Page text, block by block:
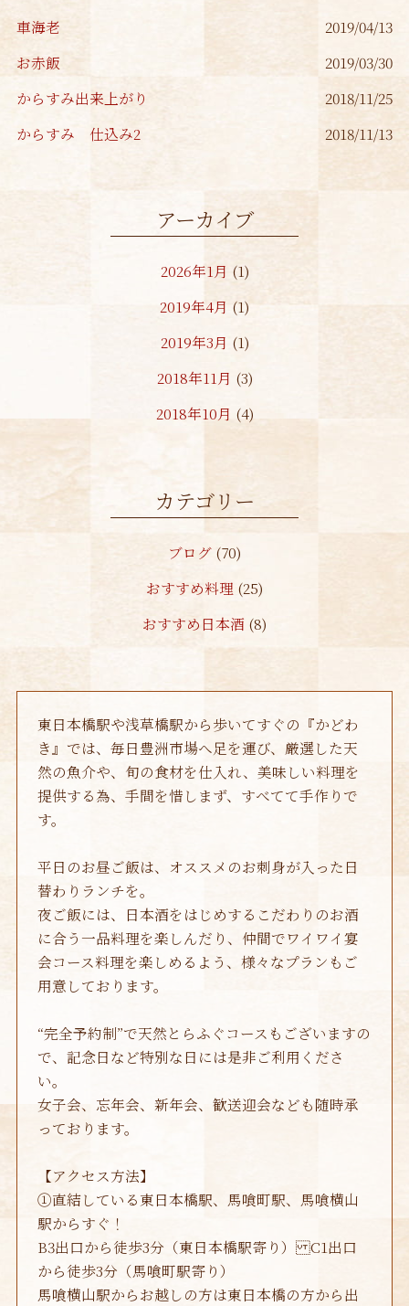
車海老
2019/04/13
お赤飯
2019/03/30
からすみ出来上がり
2018/11/25
からすみ 仕込み2
2018/11/13
アーカイブ
2026年1月 (1)
2019年4月 (1)
2019年3月 (1)
2018年11月 (3)
2018年10月 (4)
2018年2月(1)
2017年11月(1)
2017年10月(1)
2017年8月(1)
2017年2月(1)
2017年1月(1)
2016年12月(1)
2016年11月 (4)
カテゴリー
ブログ (70)
おすすめ料理 (25)
おすすめ日本酒 (8)
東日本橋駅や浅草橋駅から歩いてすぐの『かどわ
き』では、毎日豊洲市場へ足を運び、厳選した天
然の魚介や、旬の食材を仕入れ、美味しい料理を
提供する為、手間を惜しまず、すべてて手作りで
す。
平日のお昼ご飯は、オススメのお刺身が入った日
替わりランチを。
夜ご飯には、日本酒をはじめするこだわりのお酒
に合う一品料理を楽しんだり、仲間でワイワイ宴
会コース料理を楽しめるよう、様々なプランもご
用意しております。
“完全予約制”で天然とらふぐコースもございますの
で、記念日など特別な日には是非ご利用くださ
い。
女子会、忘年会、新年会、歓送迎会なども随時承
っております。
【アクセス方法】
①直結している東日本橋駅、馬喰町駅、馬喰横山
駅からすぐ！
B3出口から徒歩3分（東日本橋駅寄り） C1出口
から徒歩3分（馬喰町駅寄り）
馬喰横山駅からお越しの方は東日本橋の方から出